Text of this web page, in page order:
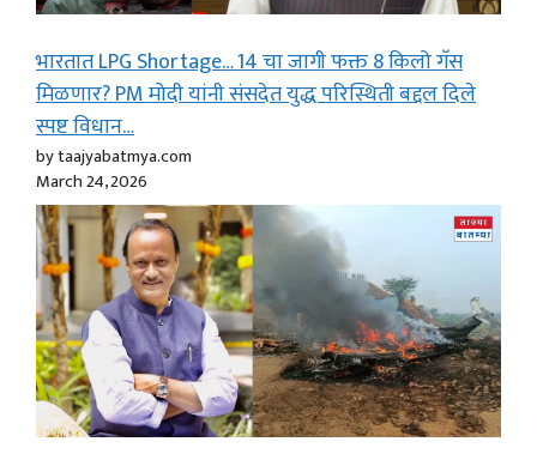
भारतात LPG Shortage… 14 चा जागी फक्त 8 किलो गॅस
मिळणार? PM मोदी यांनी संसदेत युद्ध परिस्थिती बद्दल दिले
स्पष्ट विधान…
by taajyabatmya.com
March 24, 2026